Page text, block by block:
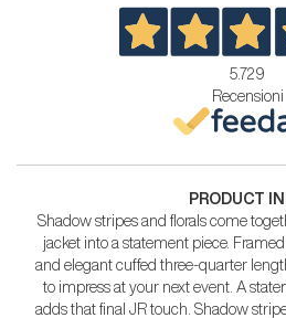
5.729
Recensioni
PRODUCT
Shadow stripes and florals come
jacket into a statement piece.
and elegant cuffed three-quarter
to impress at your next event. A
adds that final JR touch. Shadow